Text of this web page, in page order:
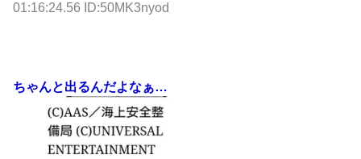
01:16:24.56 ID:50MK3nyod
ちゃんと出るんだよなぁ…